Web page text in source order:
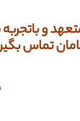
و
تماس